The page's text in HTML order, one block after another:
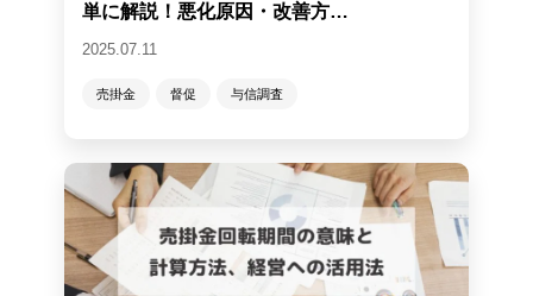
単に解説！悪化原因・改善方…
2025.07.11
売掛金 督促 与信調査